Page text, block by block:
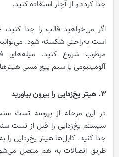
جدا کرده و از آچار استفاده کنید.
اگر می‌خواهید قالب را جدا
است به‌راحتی شکسته شود.
مرطوب شروع کنید. میله‌های
آلومینیومی یا سیم پیچ مسی
3. هیتر یخ‌زدایی را بیرون بیاورید
در این مرحله از پروسه تست
سیستم یخ‌زدایی را قبل از تست
جدا کنید. کابل‌ها هیتر یخ‌زدایی
طریق اتصالات به هم متصل